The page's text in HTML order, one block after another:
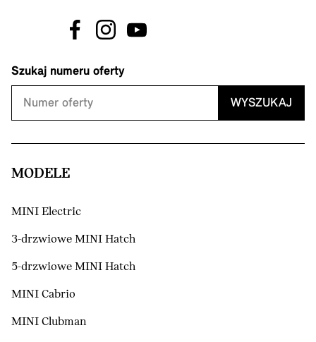
Szukaj numeru oferty
WYSZUKAJ
MODELE
MINI Electric
3-drzwiowe MINI Hatch
5-drzwiowe MINI Hatch
MINI Cabrio
MINI Clubman